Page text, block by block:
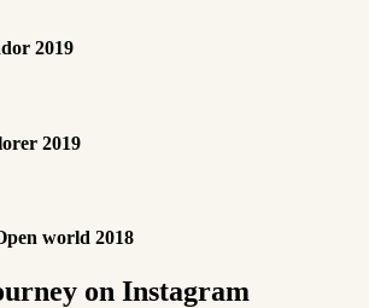
2019
2019
world 2018
on Instagram